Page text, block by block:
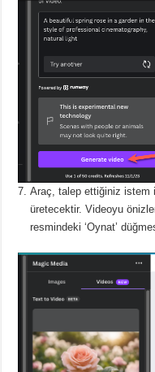
Araç, talep ettiğiniz istem
üretecektir.Videoyu
resmindeki ‘Oynat’